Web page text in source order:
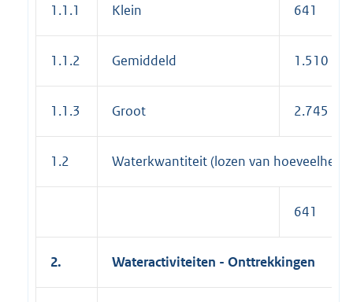
1.1.1 Klein 641
1.1.2 Gemiddeld 1.510
1.1.3 Groot 2.745
1.2 Waterkwantiteit (lozen van hoeveelheid
641
2. Wateractiviteiten - Onttrekkingen